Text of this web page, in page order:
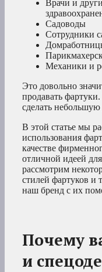
Врачи и
Садоводы
Сотрудники
Механики и
Это довольно
продавать
сделать
В этой статье мы
использования
качестве
отличной идеей
рассмотрим
стилей фартуков и
наш бренд с их
Почему
и